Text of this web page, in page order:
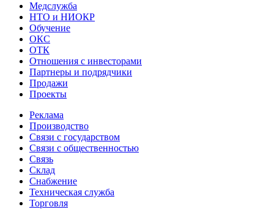
Медслужба
НТО и НИОКР
Обучение
ОКС
ОТК
Отношения с инвесторами
Партнеры и подрядчики
Продажи
Проекты
Реклама
Производство
Связи с государством
Связи с общественностью
Связь
Склад
Снабжение
Техническая служба
Торговля